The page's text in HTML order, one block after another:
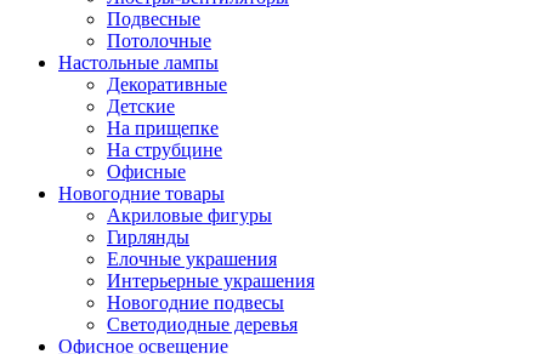
Подвесные
Потолочные
Настольные лампы
Декоративные
Детские
На прищепке
На струбцине
Офисные
Новогодние товары
Акриловые фигуры
Гирлянды
Елочные украшения
Интерьерные украшения
Новогодние подвесы
Светодиодные деревья
Офисное освещение